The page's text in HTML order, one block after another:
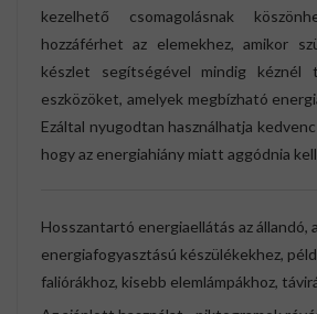
kezelhető csomagolásnak
hozzáférhet az elemekhez, amikor
készlet segítségével mindig kéznél
eszközöket, amelyek megbízható
Ezáltal nyugodtan használhatja
hogy az energiahiány miatt aggódnia
Hosszantartó energiaellátás az állandó,
energiafogyasztású készülékekhez,
faliórákhoz, kisebb elemlámpákhoz,